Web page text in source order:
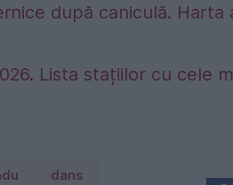
după caniculă. Harta
Lista stațiilor cu cele
dans